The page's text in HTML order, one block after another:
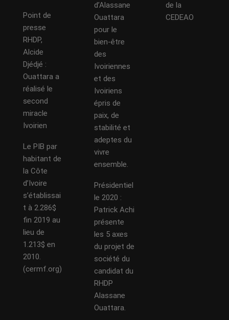
Point de
presse
RHDP,
Alcide
Djédjé :
Ouattara a
réalisé le
second
miracle
Ivoirien
Le PIB par
habitant de
la Côte
d’Ivoire
s’établissai
t à 2.286$
fin 2019 au
lieu de
1.213$ en
2010.
(cermf.org)
d’Alassane
Ouattara
pour le
bien-être
des
Ivoiriennes
et des
Ivoiriens
épris de
paix, de
stabilité et
adeptes du
vivre
ensemble.
Présidentiel
le 2020 :
Patrick Achi
présente
les 5 axes
du projet de
société du
candidat du
RHDP
Alassane
Ouattara.
de la
CEDEAO